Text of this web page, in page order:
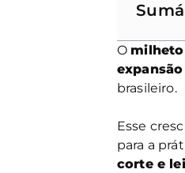
O milheto
brasileiro.
Esse
para a
corte e